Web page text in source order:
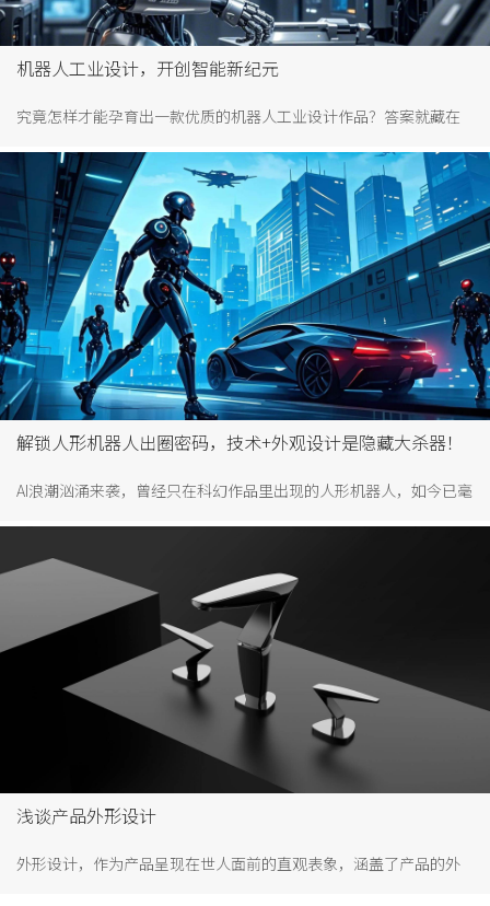
机器人工业设计，开创智能新纪元
究竟怎样才能孕育出一款优质的机器人工业设计作品？答案就藏在
精妙合奏。
解锁人形机器人出圈密码，技术+外观设计是隐藏大杀器！
AI浪潮汹涌来袭，曾经只在科幻作品里出现的人形机器人，如今已毫
姿瞬间点燃全球关注，也正式拉开了机器人时代的大幕。
浅谈产品外形设计
外形设计，作为产品呈现在世人面前的直观表象，涵盖了产品的外